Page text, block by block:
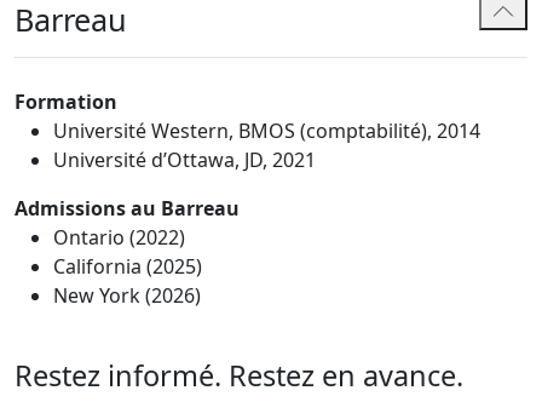
Barreau
Formation
Université Western, BMOS (comptabilité), 2014
Université d’Ottawa, JD, 2021
Admissions au Barreau
Ontario (2022)
California (2025)
New York (2026)
Restez informé. Restez en avance.